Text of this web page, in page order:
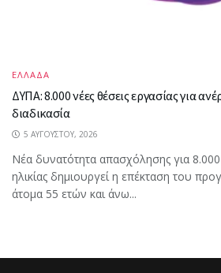
ΕΛΛΑΔΑ
ΔΥΠΑ: 8.000 νέες θέσεις εργασίας για
διαδικασία
5 ΑΥΓΟΎΣΤΟΥ, 2026
Νέα δυνατότητα απασχόλησης για
ηλικίας δημιουργεί η επέκταση του
άτομα 55 ετών και άνω...